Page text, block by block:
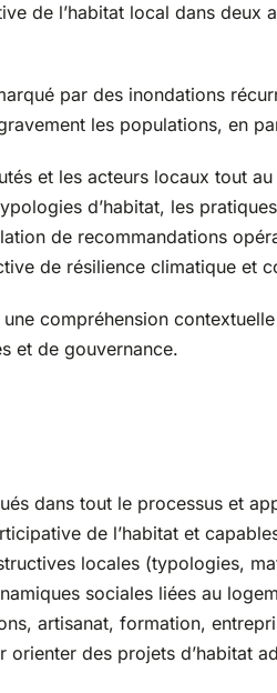
de l’habitat local dans
par des inondations
les populations, en
et les acteurs locaux tout
d’habitat, les
de recommandations
de résilience climatique et
compréhension
et de gouvernance.
dans tout le processus et
de l’habitat et
locales (typologies,
sociales liées au
artisanat, formation,
des projets d’habitat